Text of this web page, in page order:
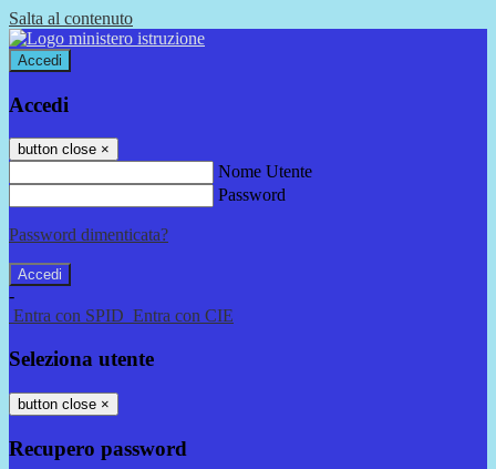
Salta al contenuto
Accedi
Accedi
button close ×
Nome Utente
Password
Password dimenticata?
-
Entra con SPID Entra con CIE
Seleziona utente
button close ×
Recupero password